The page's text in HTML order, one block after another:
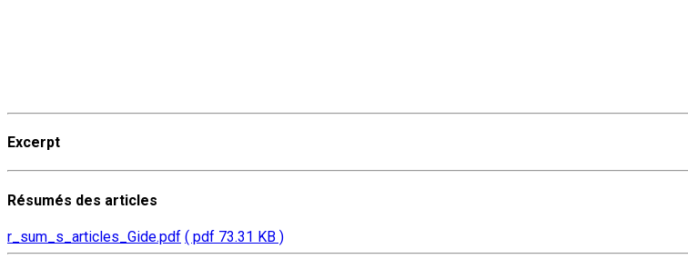
Excerpt
Résumés des articles
r_sum_s_articles_Gide.pdf ( pdf 73.31 KB )